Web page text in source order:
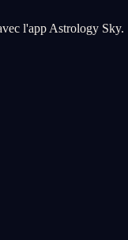
l'app Astrology Sky.